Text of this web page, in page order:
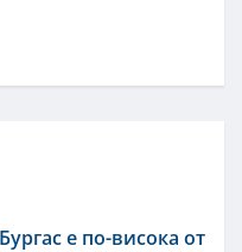
е по-висока от